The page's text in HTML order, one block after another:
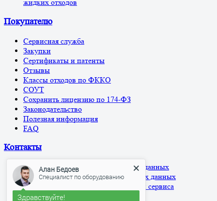
жидких отходов
Покупателю
Сервисная служба
Закупки
Сертификаты и патенты
Отзывы
Классы отходов по ФККО
СОУТ
Сохранить лицензию по 174-ФЗ
Законодательство
Полезная информация
FAQ
Контакты
Политика обработки персональных данных
Согласие на обработку персональных данных
Согласие на использование cookies и сервиса
Яндекс.Метрика
Алан Бедоев
Специалист по оборудованию
Здравствуйте!